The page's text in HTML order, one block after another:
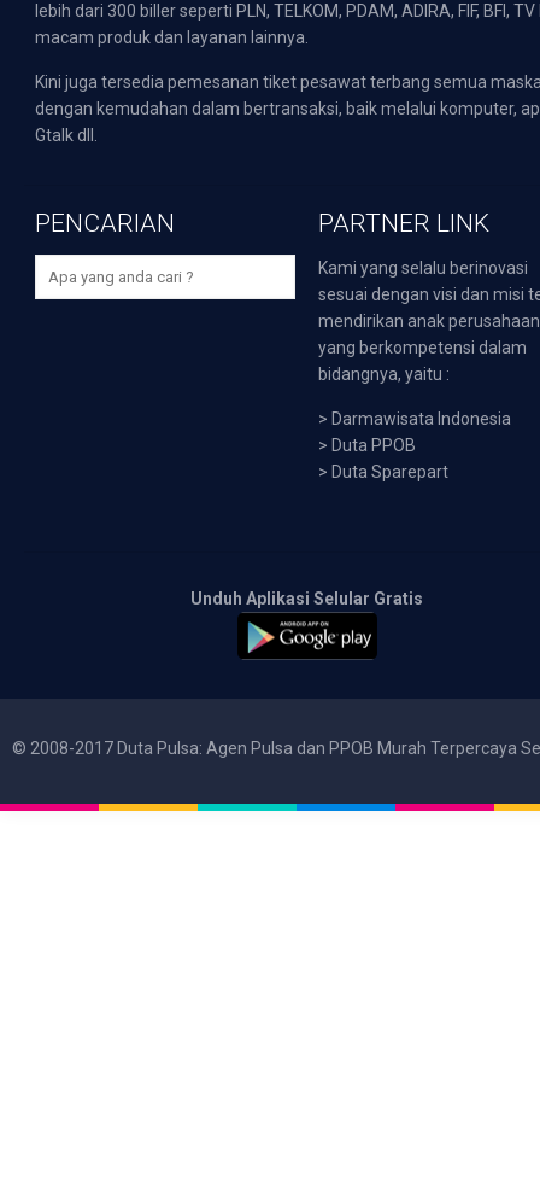
lebih dari 300 biller seperti PLN, TELKOM, PDAM, ADIRA, FIF,
macam produk dan layanan lainnya.
Kini juga tersedia pemesanan tiket pesawat terbang semua
dengan kemudahan dalam bertransaksi, baik melalui komputer,
Gtalk dll.
PENCARIAN PARTNER LINK
Kami yang selalu berinovasi
sesuai dengan visi dan misi
mendirikan anak perusahaan
yang berkompetensi dalam
bidangnya, yaitu :
> Darmawisata Indonesia
> Duta PPOB
> Duta Sparepart
Unduh Aplikasi Selular Gratis
© 2008-2017 Duta Pulsa: Agen Pulsa dan PPOB Murah Terpercaya